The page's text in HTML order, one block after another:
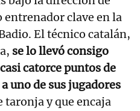
entrenador clave en la
El técnico catalán,
se lo llevó consigo
catorce puntos de
uno de sus jugadores
taronja y que encaja